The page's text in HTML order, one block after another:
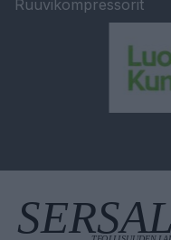
Ruuvikompressorit